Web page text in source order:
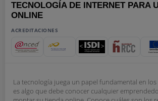
TECNOLOGÍA DE INTERNET PARA
ONLINE
ACREDITACIONES
La tecnología juega un papel fundamental en
es algo que debe conocer cualquier